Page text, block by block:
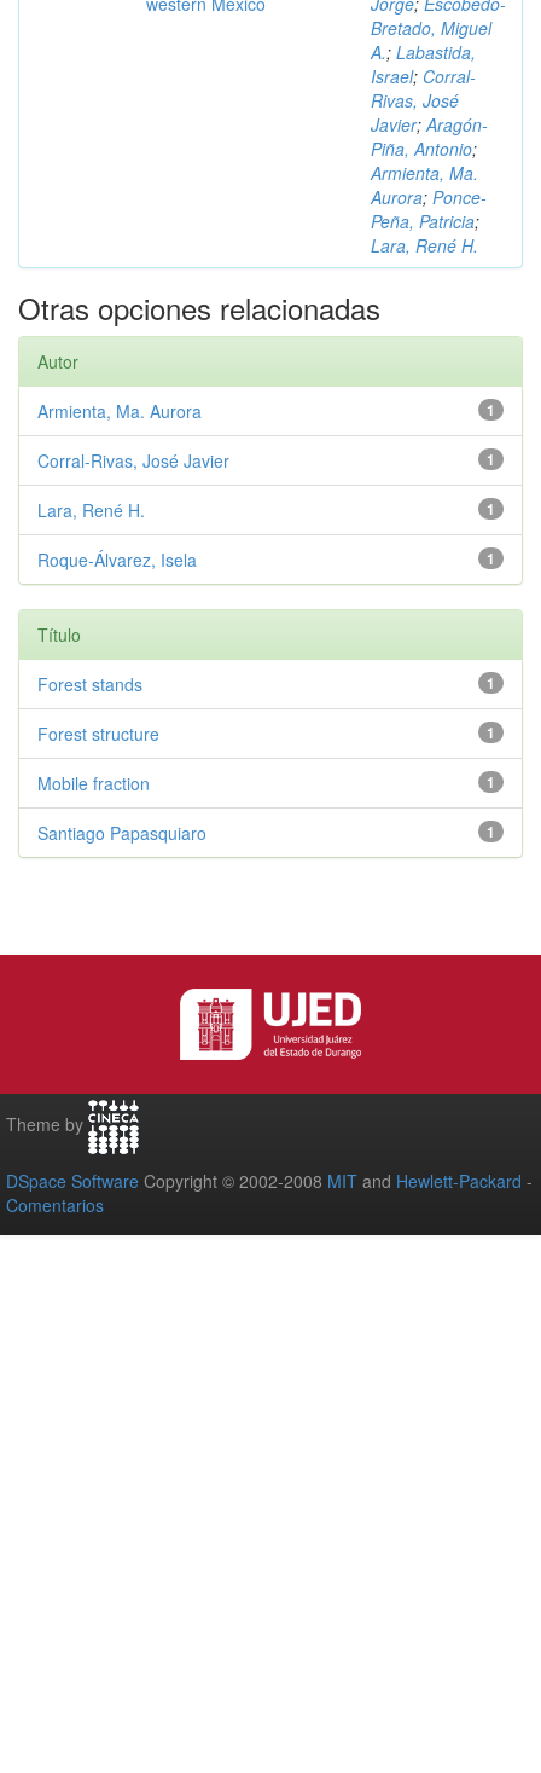
Bretado, Miguel
A.; Labastida,
Israel; Corral-
Rivas, José
Javier;Aragón-
Piña, Antonio;
Armienta, Ma.
Aurora; Ponce-
Peña, Patricia;
Lara, René H.
Otras opciones relacionadas
Autor
1
Armienta, Ma. Aurora
1
Corral-Rivas, José Javier
1
Lara, René H.
1
Roque-Álvarez, Isela
Título
1
Forest stands
1
Forest structure
1
Mobile fraction
1
Santiago Papasquiaro
Theme by
DSpace Software Copyright © 2002-2008 MIT and Hewlett-Packard -
Comentarios